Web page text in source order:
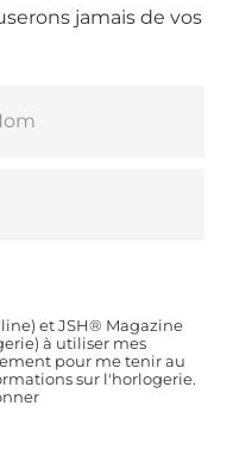
jamais de vos
et JSH® Magazine
à utiliser mes
pour me tenir au
sur l'horlogerie.